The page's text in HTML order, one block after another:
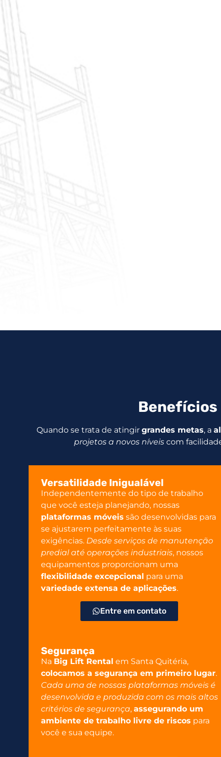
Benefícios
Quando se trata de atingir grandes metas, a
projetos a novos níveis com
Versatilidade Inigualável
Independentemente do tipo de trabalho
que você esteja planejando, nossas
plataformas móveis são desenvolvidas para
se ajustarem perfeitamente às suas
exigências. Desde serviços de manutenção
predial até operações industriais, nossos
equipamentos proporcionam uma
flexibilidade excepcional para uma
variedade extensa de aplicações.
Entre em contato
Segurança
Na Big Lift Rental em Santa Quitéria,
colocamos a segurança em primeiro lugar.
Cada uma de nossas plataformas móveis é
desenvolvida e produzida com os mais altos
critérios de segurança, assegurando um
ambiente de trabalho livre de riscos para
você e sua equipe.